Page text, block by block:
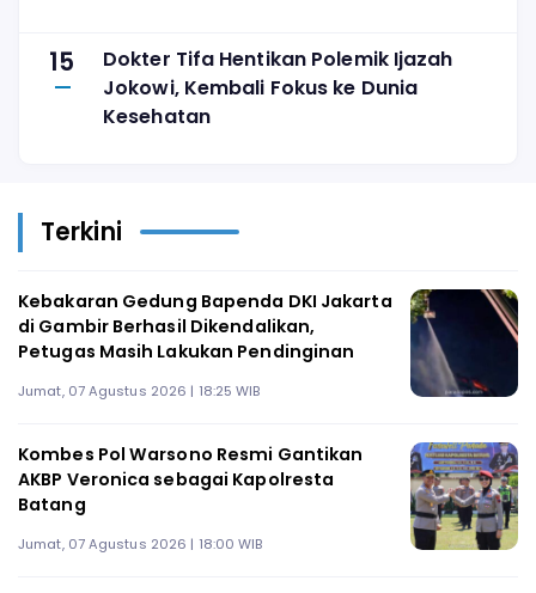
15
Dokter Tifa Hentikan Polemik Ijazah
Jokowi, Kembali Fokus ke Dunia
Kesehatan
Terkini
Kebakaran Gedung Bapenda DKI Jakarta
di Gambir Berhasil Dikendalikan,
Petugas Masih Lakukan Pendinginan
Jumat, 07 Agustus 2026 | 18:25 WIB
Kombes Pol Warsono Resmi Gantikan
AKBP Veronica sebagai Kapolresta
Batang
Jumat, 07 Agustus 2026 | 18:00 WIB